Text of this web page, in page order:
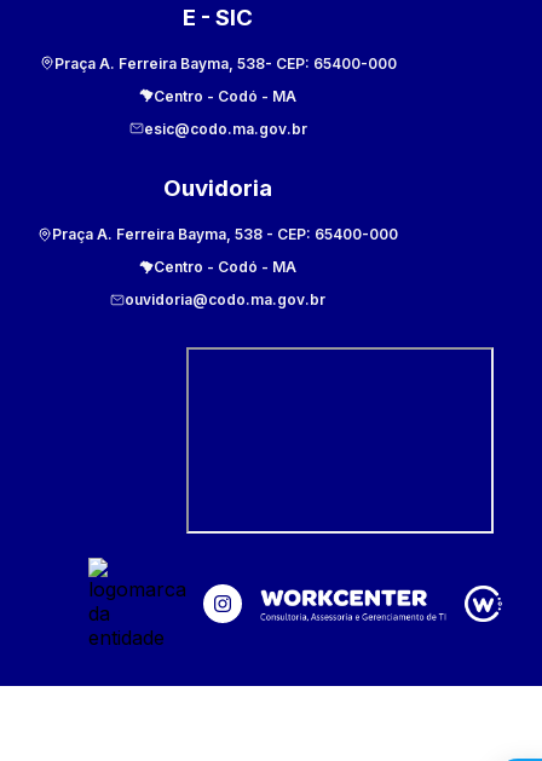
E - SIC
Praça A. Ferreira Bayma, 538- CEP: 65400-000
Centro - Codó - MA
esic@codo.ma.gov.br
Ouvidoria
Praça A. Ferreira Bayma, 538 - CEP: 65400-000
Centro - Codó - MA
ouvidoria@codo.ma.gov.br